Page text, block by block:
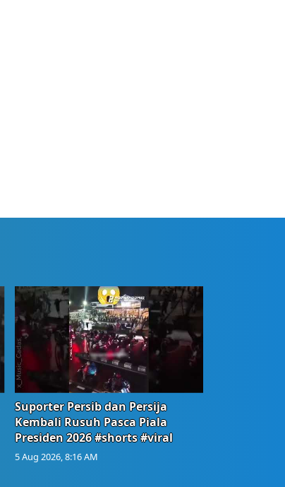
Suporter Persib dan Persija
Kembali Rusuh Pasca Piala
Presiden 2026 #shorts #viral
5 Aug 2026, 8:16 AM